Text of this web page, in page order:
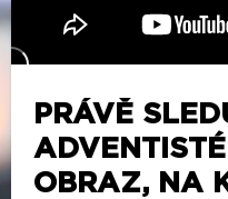
PRÁVĚ
ADVENTISTÉ
OBRAZ, NA